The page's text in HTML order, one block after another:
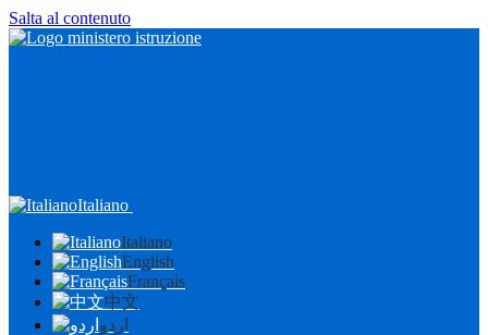
Salta al contenuto
Italiano
Italiano
English
Français
中文
اردو